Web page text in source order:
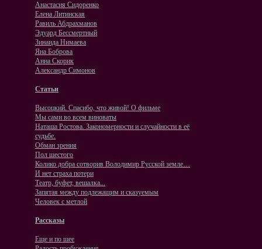
Анастасия Сидоренко
Елена Литинская
Равиль Абдрахманов
Эдуард Бессмертный
Зинаида Нимаева
Яна Боброва
Анна Скорик
Александр Симонов
Статьи
Высоцкий. Спасибо, что живой! О фильме
Мы сами во всем виноваты
Наташа Ростова. Закономерности и случайности в её
судьбе.
Обман зрения
Пол шестого
Колико добра сотворив Володимир Русской земле…
И нет страха потери
Театр, буфет, вешалка...
Запятая между подлежащим и сказуемым
Человек с метлой
Рассказы
Еще и по шее